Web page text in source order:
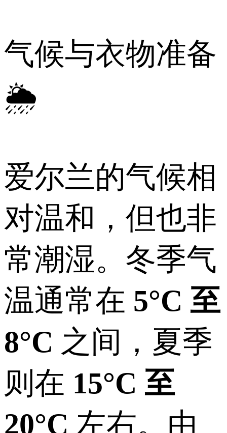
气候与衣物准备
🌦️
爱尔兰的气候相
对温和，但也非
常潮湿。冬季气
温通常在 5°C 至
8°C 之间，夏季
则在 15°C 至
20°C 左右。由